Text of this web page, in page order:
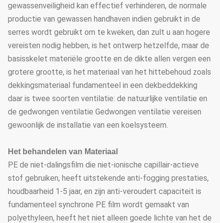
gewassenveiligheid kan effectief verhinderen, de normale
productie van gewassen handhaven indien gebruikt in de
serres wordt gebruikt om te kweken, dan zult u aan hogere
vereisten nodig hebben, is het ontwerp hetzelfde, maar de
basisskelet materiële grootte en de dikte allen vergen een
grotere grootte, is het materiaal van het hittebehoud zoals
dekkingsmateriaal fundamenteel in een dekbeddekking
daar is twee soorten ventilatie: de natuurlijke ventilatie en
de gedwongen ventilatie Gedwongen ventilatie vereisen
gewoonlijk de installatie van een koelsysteem.
Het behandelen van Materiaal
PE de niet-dalingsfilm die niet-ionische capillair-actieve
stof gebruiken, heeft uitstekende anti-fogging prestaties,
houdbaarheid 1-5 jaar, en zijn anti-veroudert capaciteit is
fundamenteel synchrone PE film wordt gemaakt van
polyethyleen, heeft het niet alleen goede lichte van het de